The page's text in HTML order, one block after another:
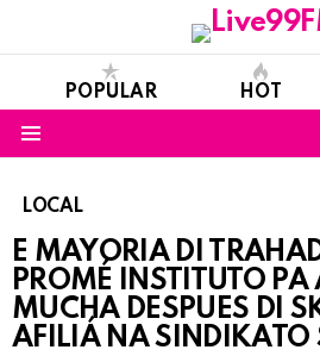
POPULAR HOT
LOCAL
E MAYORIA DI
PROMÉ INSTITUTO
MUCHA DESPUES DI
AFILIÁ NA SINDIKATO